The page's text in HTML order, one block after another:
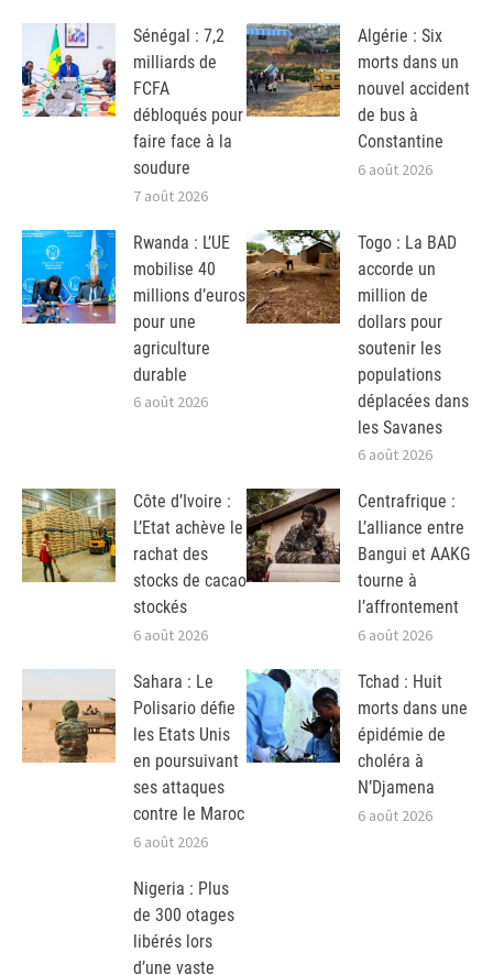
Sénégal : 7,2
milliards de
FCFA
débloqués pour
faire face à la
soudure
7 août 2026
Algérie : Six
morts dans un
nouvel accident
de bus à
Constantine
6 août 2026
Rwanda : L’UE
mobilise 40
millions d’euros
pour une
agriculture
durable
6 août 2026
Togo : La BAD
accorde un
million de
dollars pour
soutenir les
populations
déplacées dans
les Savanes
6 août 2026
Côte d’Ivoire :
L’Etat achève le
rachat des
stocks de cacao
stockés
6 août 2026
Centrafrique :
L’alliance entre
Bangui et AAKG
tourne à
l’affrontement
6 août 2026
Sahara : Le
Polisario défie
les Etats Unis
en poursuivant
ses attaques
contre le Maroc
6 août 2026
Tchad : Huit
morts dans une
épidémie de
choléra à
N’Djamena
6 août 2026
Nigeria : Plus
de 300 otages
libérés lors
d’une vaste